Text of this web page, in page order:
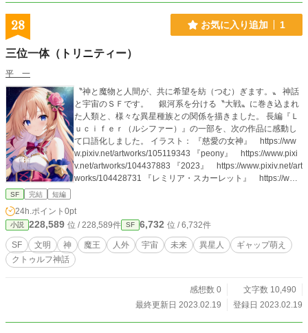
28 お気に入り追加 1
三位一体（トリニティー）
平 一
〝神と魔物と人間が、共に希望を紡（つむ）ぎます。〟 神話
と宇宙のＳＦです。 銀河系を分ける〝大戦〟に巻き込まれ
た人類と、様々な異星種族との関係を描きました。 長編『Ｌ
ｕｃｉｆｅｒ（ルシファー）』の一部を、次の作品に感動し
て口語化しました。 イラスト： 『慈愛の女神』 https://ww
w.pixiv.net/artworks/105119343 『peony』 https://www.pixi
v.net/artworks/104437883 『2023』 https://www.pixiv.net/art
works/104428731 『レミリア・スカーレット』 https://ww
s://www.youtube.com/watch?v=qt9tf1wfJ3A 『アオノショウド
ウ』 https://www.youtube.com/watch?v=V5wNMUbj0iw 『H
alloween Code』 https://www.youtube.com/watch?v=PCVA
2MYZUxk 素敵な刺激を与えてくれる、素敵な文化的作品に感
謝します。 人類の歴史や神話を題材に、壮大な物語が書きた
た私は、 様々な動画に感動し、『古代の宇宙人』説による暗
SF 完結 短編
24h.ポイント 0pt
小説 228,589 位 / 228,589件 SF 6,732 位 / 6,732件
SF 文明 神 魔王 人外 宇宙 未来 異星人
ギャップ萌え
クトゥルフ神話
感想数 0
文字数 10,490
最終更新日 2023.02.19
登録日 2023.02.19